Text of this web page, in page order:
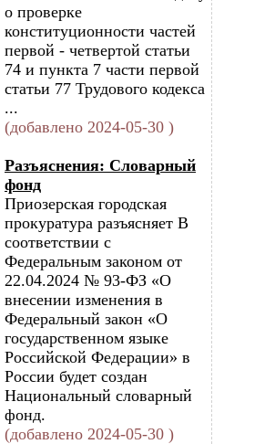
о проверке
конституционности частей
первой - четвертой статьи
74 и пункта 7 части первой
статьи 77 Трудового кодекса
...
(добавлено 2024-05-30 )
Разъяснения: Словарный
фонд
Приозерская городская
прокуратура разъясняет В
соответствии с
Федеральным законом от
22.04.2024 № 93-ФЗ «О
внесении изменения в
Федеральный закон «О
государственном языке
Российской Федерации» в
России будет создан
Национальный словарный
фонд.
(добавлено 2024-05-30 )